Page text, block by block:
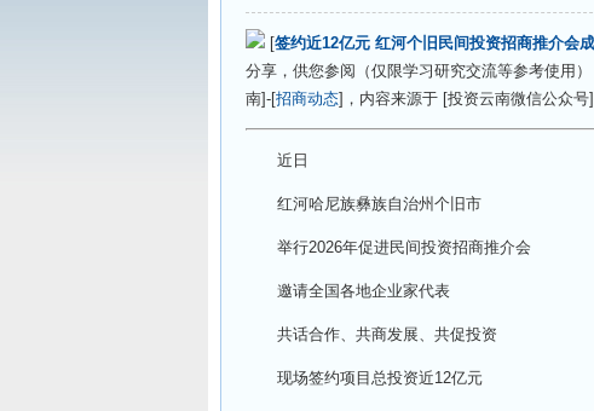
[签约近12亿元 红河个旧民间投资招商推介会
分享，供您参阅（仅限学习研究交流等参考使用
南]-[招商动态]，内容来源于 [投资云南微信公众号
近日
红河哈尼族彝族自治州个旧市
举行2026年促进民间投资招商推介会
邀请全国各地企业家代表
共话合作、共商发展、共促投资
现场签约项目总投资近12亿元